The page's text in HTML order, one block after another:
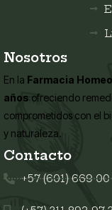
Nosotros
En la Farmacia
años ofreciendo
comprometidos con el
y naturaleza.
Contacto
+57 (601) 669 00